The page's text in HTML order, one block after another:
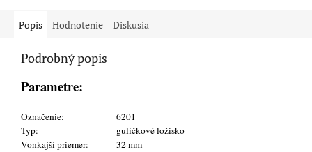
Popis Hodnotenie Diskusia
Podrobný popis
Parametre:
Označenie:
6201
Typ:
guličkové ložisko
Vonkajší priemer:
32 mm